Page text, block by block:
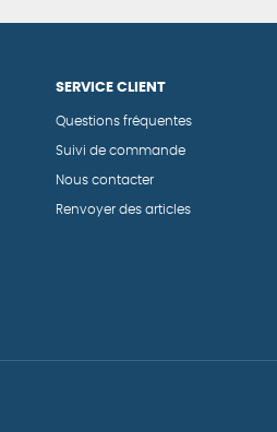
SERVICE CLIENT
Questions fréquentes
Suivi de commande
Nous contacter
Renvoyer des articles